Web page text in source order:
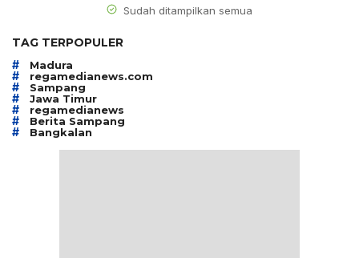
Sudah ditampilkan semua
TAG TERPOPULER
# Madura
# regamedianews.com
# Sampang
# Jawa Timur
# regamedianews
# Berita Sampang
# Bangkalan